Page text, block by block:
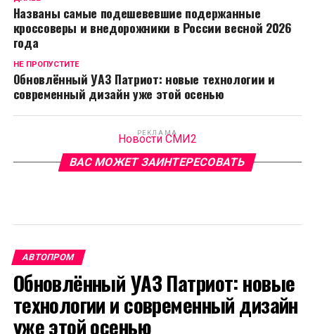
Названы самые подешевевшие подержанные
кроссоверы и внедорожники в России весной 2026
года
НЕ ПРОПУСТИТЕ
Обновлённый УАЗ Патриот: новые технологии и
современный дизайн уже этой осенью
РЕКЛАМА
Новости СМИ2
ВАС МОЖЕТ ЗАИНТЕРЕСОВАТЬ
АВТОПРОМ
Обновлённый УАЗ Патриот: новые
технологии и современный дизайн
уже этой осенью